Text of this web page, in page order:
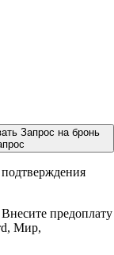
Запрос на бронь
предоплату
Мир,